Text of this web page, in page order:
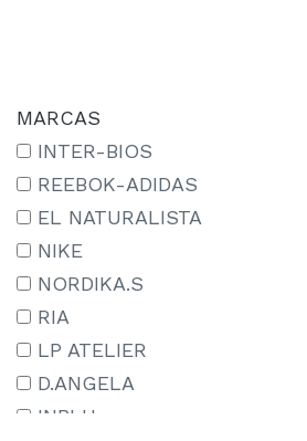
25
26
27
27-
28
29
29-
30
31
31M
MARCAS
INTER-BIOS
REEBOK-ADIDAS
EL NATURALISTA
NIKE
NORDIKA.S
RIA
LP ATELIER
D.ANGELA
INBLU